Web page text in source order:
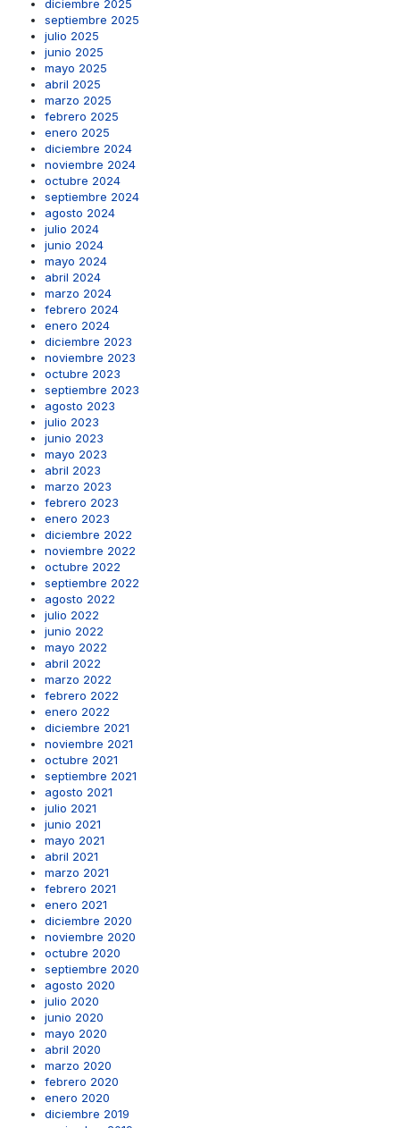
diciembre 2025
septiembre 2025
julio 2025
junio 2025
mayo 2025
abril 2025
marzo 2025
febrero 2025
enero 2025
diciembre 2024
noviembre 2024
octubre 2024
septiembre 2024
agosto 2024
julio 2024
junio 2024
mayo 2024
abril 2024
marzo 2024
febrero 2024
enero 2024
diciembre 2023
noviembre 2023
octubre 2023
septiembre 2023
agosto 2023
julio 2023
junio 2023
mayo 2023
abril 2023
marzo 2023
febrero 2023
enero 2023
diciembre 2022
noviembre 2022
octubre 2022
septiembre 2022
agosto 2022
julio 2022
junio 2022
mayo 2022
abril 2022
marzo 2022
febrero 2022
enero 2022
diciembre 2021
noviembre 2021
octubre 2021
septiembre 2021
agosto 2021
julio 2021
junio 2021
mayo 2021
abril 2021
marzo 2021
febrero 2021
enero 2021
diciembre 2020
noviembre 2020
octubre 2020
septiembre 2020
agosto 2020
julio 2020
junio 2020
mayo 2020
abril 2020
marzo 2020
febrero 2020
enero 2020
diciembre 2019